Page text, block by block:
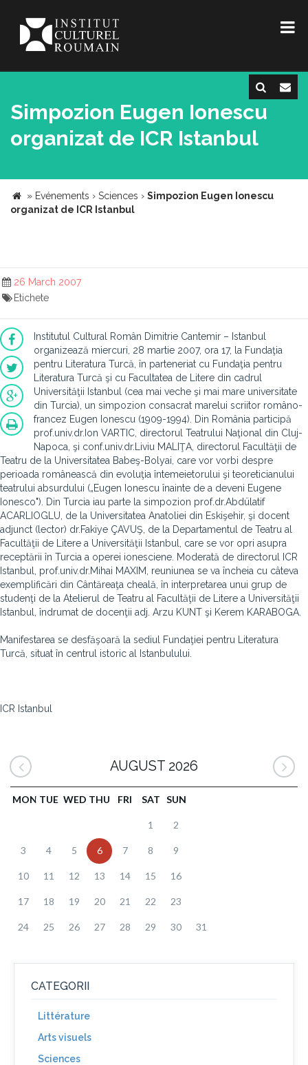
Simpozion Eugen Ionescu
organizat de ICR Istanbul
» Evénements › Sciences › Simpozion Eugen Ionescu
organizat de ICR Istanbul
26 March 2007
Etichete
Institutul Cultural Român Dimitrie Cantemir – Istanbul
organizează miercuri, 28 martie 2007, ora 17, la Fundaţia
pentru Literatura Turcă, în parteneriat cu Fundaţia pentru
Literatura Turcă şi cu Facultatea de Litere din cadrul
Universităţii Istanbul (cea mai veche şi mai mare universitate
din Turcia), un simpozion consacrat marelui scriitor româno-
francez Eugen Ionescu (1909-1994). Din România participă
prof.univ.dr.Ion VARTIC, directorul Teatrului Naţional din Cluj-
Napoca, şi conf.univ.dr.Liviu MALIŢA, directorul Facultăţii de
Teatru de la Universitatea Babeş-Bolyai, care vor vorbi despre
perioada românească din evoluţia întemeietorului şi teoreticianului
teatrului absurdului („Eugen Ionescu înainte de a deveni Eugene
Ionesco"). Din Turcia iau parte la simpozion prof.dr.Abdülatif
ACARLIOGLU, de la Universitatea Anatoliei din Eskişehir, şi docent
adjunct (lector) dr.Fakiye ÇAVUŞ, de la Departamentul de Teatru al
Facultăţii de Litere a Universităţii Istanbul, care se vor opri asupra
receptării în Turcia a operei ionesciene. Moderată de directorul ICR
Istanbul, prof.univ.dr.Mihai MAXIM, reuniunea se va încheia cu câteva
exemplificări din Cântăreaţa cheală, în interpretarea unui grup de
studenţi de la Atelierul de Teatru al Facultăţii de Litere a Universităţii
Istanbul, îndrumat de docenţii adj. Arzu KUNT şi Kerem KARABOGA.
Manifestarea se desfăşoară la sediul Fundaţiei pentru Literatura
Turcă, situat în centrul istoric al Istanbulului.
ICR Istanbul
AUGUST 2026
MON TUE WED THU FRI SAT SUN
1 2
3 4 5 6 7 8 9
10 11 12 13 14 15 16
17 18 19 20 21 22 23
24 25 26 27 28 29 30 31
CATEGORII
Littérature
Arts visuels
Sciences